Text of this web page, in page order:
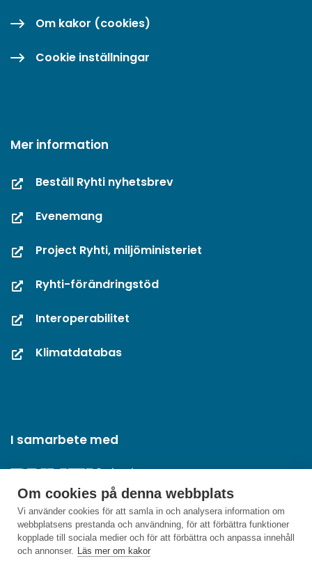
Om cookies på denna webbplats
Vi använder cookies för att samla in och analysera information om
webbplatsens prestanda och användning, för att förbättra funktioner
kopplade till sociala medier och för att förbättra och anpassa innehåll
och annonser. Läs mer om kakor
Om kakor (cookies)
Cookie inställningar
Mer information
Beställ Ryhti nyhetsbrev
Evenemang
Project Ryhti, miljöministeriet
Ryhti-förändringstöd
Interoperabilitet
Klimatdatabas
I samarbete med